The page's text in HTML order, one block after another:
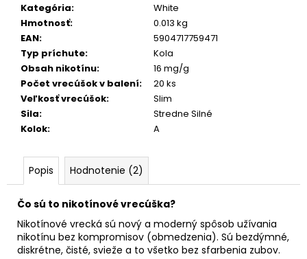
Kategória:
White
Hmotnosť:
0.013 kg
EAN:
5904717759471
Typ príchute:
Kola
Obsah nikotínu:
16 mg/g
Počet vrecúšok v balení:
20 ks
Veľkosť vrecúšok:
Slim
Sila:
Stredne Silné
Kolok: A
Popis Hodnotenie (2)
Čo sú to nikotínové vrecúška?
Nikotínové vrecká sú nový a moderný spôsob užívania
nikotínu bez kompromisov (obmedzenia). Sú bezdýmné,
diskrétne, čisté, svieže a to všetko bez sfarbenia zubov.
ICEBERG
ENERGY
ARASAKA
2,99
€
Pôvodne:
5,30
€